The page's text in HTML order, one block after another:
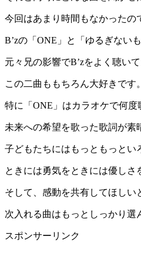
今回はあまり時間もなかったの
B’zの「ONE」と「ゆるぎない
元々兄の影響でB’zをよく聴い
この二曲ももちろん大好きです。
特に「ONE」はカラオケで何度
未来への希望を歌った歌詞が素
子どもたちにはもっともっとい
ときには勇気をときには優しさ
そして、感動を共有してほしい
次入れる曲はもっとしっかり選
スポンサーリンク